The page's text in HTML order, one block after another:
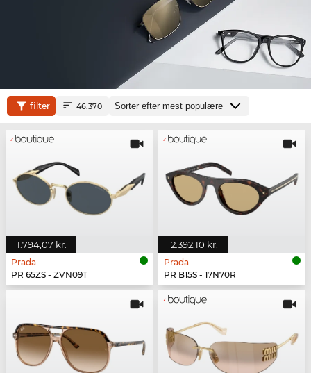
filter 46.370
1.794,07 kr.
Prada
PR 65ZS - ZVN09T
2.392,10 kr.
Prada
PR B15S - 17N70R